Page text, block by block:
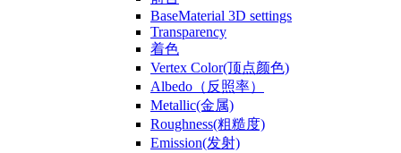
BaseMaterial 3D settings
Transparency
着色
Vertex Color(顶点颜色)
Albedo（反照率）
Metallic(金属)
Roughness(粗糙度)
Emission(发射)